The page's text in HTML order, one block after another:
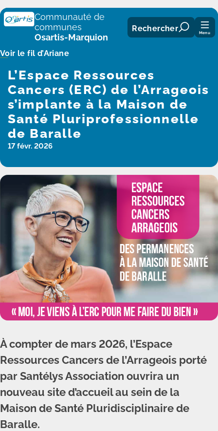
Panneau de gestion des cookies
Communauté de
communes
Osartis-Marquion
Rechercher Menu
Voir le fil d’Ariane
L’Espace Ressources
Cancers (ERC) de l’Arrageois
s’implante à la Maison de
Santé Pluriprofessionnelle
de Baralle
17 févr. 2026
À compter de mars 2026, l’Espace
Ressources Cancers de l’Arrageois porté
par Santélys Association ouvrira un
nouveau site d’accueil au sein de la
Maison de Santé Pluridisciplinaire de
Baralle.